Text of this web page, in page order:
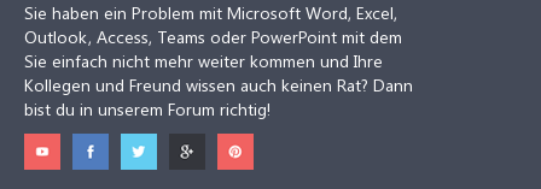
Sie haben ein Problem mit Microsoft Word, Excel,
Outlook, Access, Teams oder PowerPoint mit dem
Sie einfach nicht mehr weiter kommen und Ihre
Kollegen und Freund wissen auch keinen Rat? Dann
bist du in unserem Forum richtig!